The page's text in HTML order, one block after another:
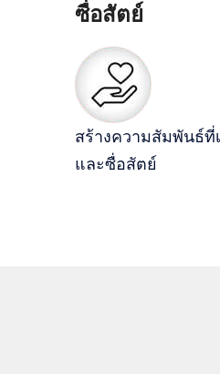
ซื่อสัตย์
สร้างความสัมพันธ์ที่
และซื่อสัตย์